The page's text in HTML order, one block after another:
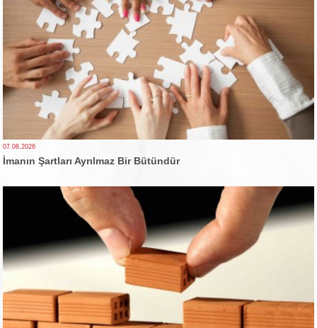
07.08.2026
İmanın Şartları Ayrılmaz Bir Bütündür